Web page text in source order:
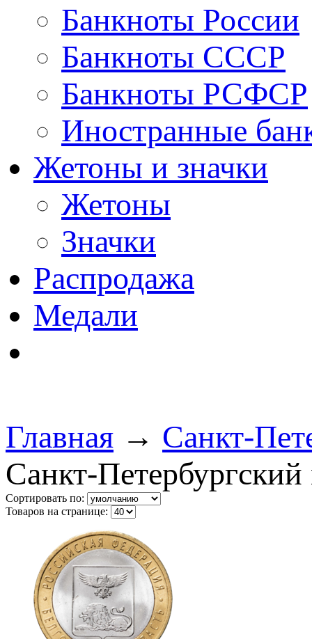
Банкноты России
Банкноты СССР
Банкноты РСФСР
Иностранные
Жетоны и значки
Жетоны
Значки
Распродажа
Медали
Главная → Санкт-
Санкт-
Сортировать по:
Товаров на странице: